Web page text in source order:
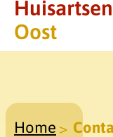
Oost
Home